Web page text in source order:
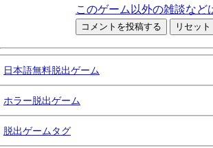
このゲーム以外の雑談など
日本語無料脱出ゲーム
ホラー脱出ゲーム
脱出ゲームタグ